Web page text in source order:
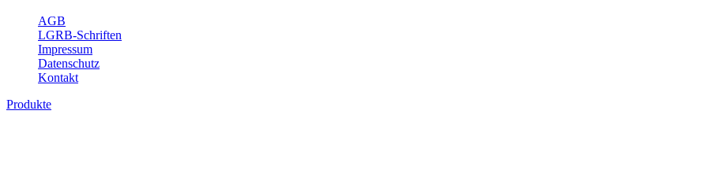
AGB
LGRB-Schriften
Impressum
Datenschutz
Kontakt
Produkte